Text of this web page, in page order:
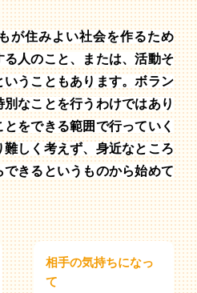
が住みよい社会を作るため
人のこと、または、活動そ
うこともあります。ボラン
なことを行うわけではあり
をできる範囲で行っていく
しく考えず、身近なところ
きるというものから始めて
相手の気持ちになっ
て